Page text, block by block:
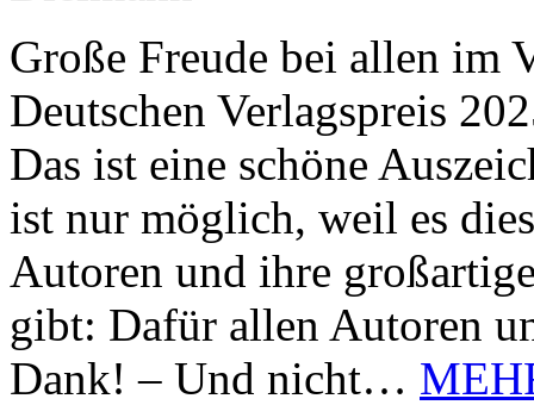
Große Freude bei allen im
Deutschen Verlagspreis
Das ist eine schöne
ist nur möglich, weil es
Autoren und ihre
gibt: Dafür allen Autoren
Dank! – Und nicht…